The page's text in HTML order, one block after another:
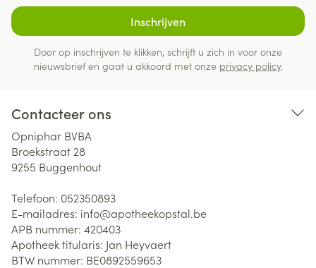
Inschrijven
Door op inschrijven te klikken, schrijft u zich in voor onze
nieuwsbrief en gaat u akkoord met onze privacy policy.
Contacteer ons
Opniphar BVBA
Broekstraat 28
9255 Buggenhout
Telefoon: 052350893
E-mailadres: info@apotheekopstal.be
APB nummer: 420403
Apotheek titularis: Jan Heyvaert
BTW nummer: BE0892559653